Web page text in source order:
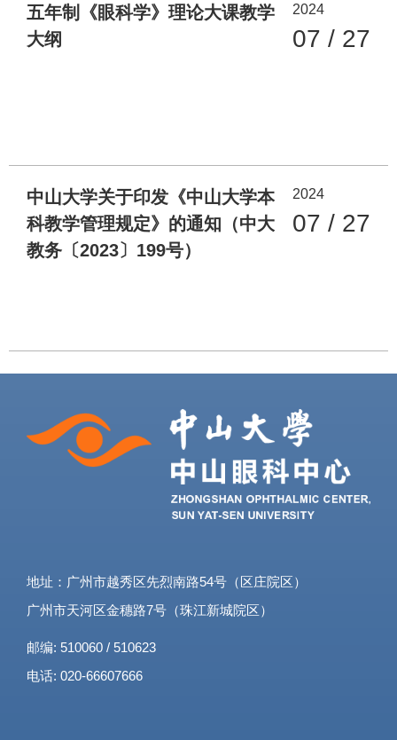
五年制《眼科学》理论大课教学
大纲
2024
07 / 27
中山大学关于印发《中山大学本
科教学管理规定》的通知（中大
教务〔2023〕199号）
2024
07 / 27
地址：广州市越秀区先烈南路54号（区庄院区）
广州市天河区金穗路7号（珠江新城院区）
邮编: 510060 / 510623
电话: 020-66607666